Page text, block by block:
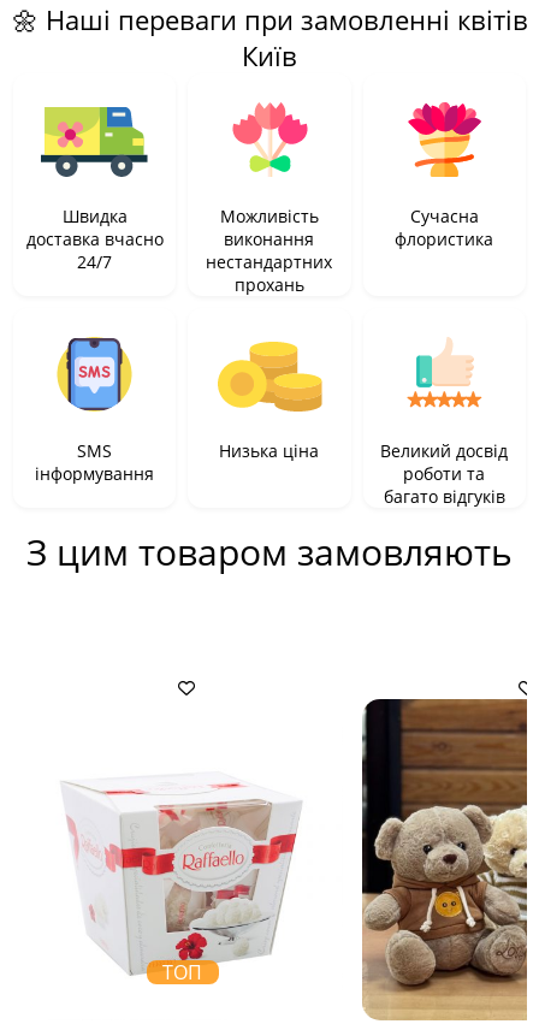
🌼 Наші переваги при замовленні квітів
Київ
Швидка
доставка вчасно
24/7
Можливість
виконання
нестандартних
прохань
Сучасна
флористика
SMS
інформування
Низька ціна
Великий досвід
роботи та
багато відгуків
З цим товаром замовляють
ТОП